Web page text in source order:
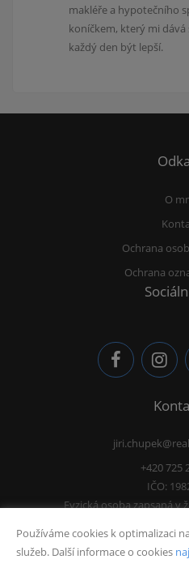
makléře a hypotečního
koníčkem, který mi
každý den být lepší.
O
Ochrana
Ochrana
+420 725
IČO:
Fyzická osoba zapsaná v
Používáme cookies k optimalizaci
služeb. Další informace o cookies